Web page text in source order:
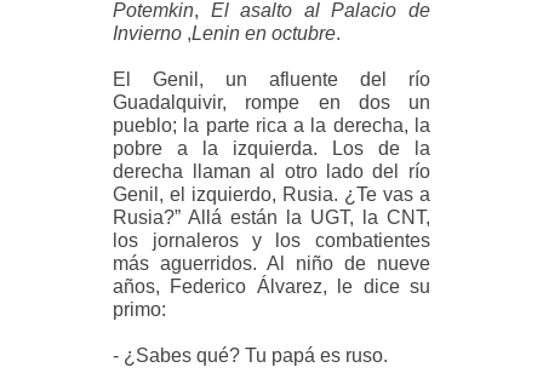
Potemkin, El asalto al Palacio de
Invierno ,Lenin en octubre.
El Genil, un afluente del río
Guadalquivir, rompe en dos un
pueblo; la parte rica a la derecha, la
pobre a la izquierda. Los de la
derecha llaman al otro lado del río
Genil, el izquierdo, Rusia. ¿Te vas a
Rusia?” Allá están la UGT, la CNT,
los jornaleros y los combatientes
más aguerridos. Al niño de nueve
años, Federico Álvarez, le dice su
primo:
- ¿Sabes qué? Tu papá es ruso.